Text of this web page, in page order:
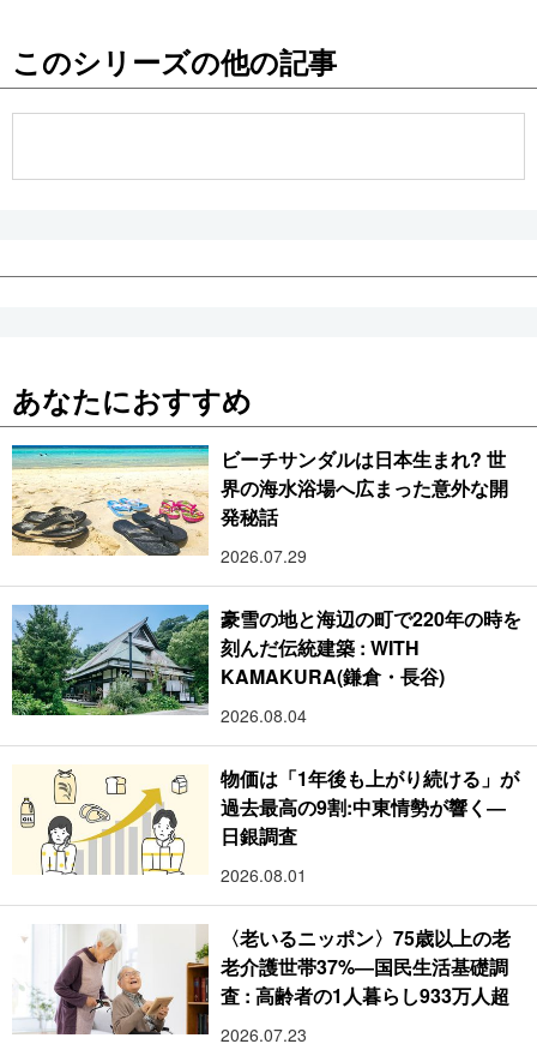
お知らせ
このシリーズの他の記事
あなたにおすすめ
ビーチサンダルは日本生まれ? 世
界の海水浴場へ広まった意外な開
発秘話
2026.07.29
豪雪の地と海辺の町で220年の時を
刻んだ伝統建築 : WITH
KAMAKURA(鎌倉・長谷)
2026.08.04
物価は「1年後も上がり続ける」が
過去最高の9割:中東情勢が響く―
日銀調査
2026.08.01
〈老いるニッポン〉75歳以上の老
老介護世帯37%―国民生活基礎調
査 : 高齢者の1人暮らし933万人超
2026.07.23